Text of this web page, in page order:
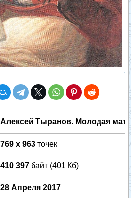
Алексей Тыранов. Молодая
769 x 963 точек
410 397 байт (401 Кб)
28 Апреля 2017